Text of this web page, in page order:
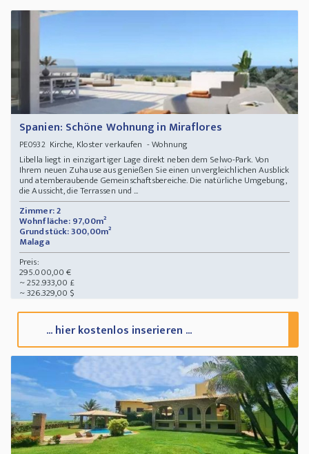
Spanien: Schöne Wohnung in Miraflores
PE0932Kirche, Kloster verkaufen - Wohnung
Libella liegt in einzigartiger Lage direkt neben dem Selwo-Park. Von
Ihrem neuen Zuhause aus genießen Sie einen unvergleichlichen Ausblick
und atemberaubende Gemeinschaftsbereiche. Die natürliche Umgebung,
die Aussicht, die Terrassen und ...
Zimmer: 2
Wohnfläche: 97,00m²
Grundstück: 300,00m²
Malaga
Preis:
295.000,00 €
~ 252.933,00 £
~ 326.329,00 $
... hier kostenlos inserieren ...